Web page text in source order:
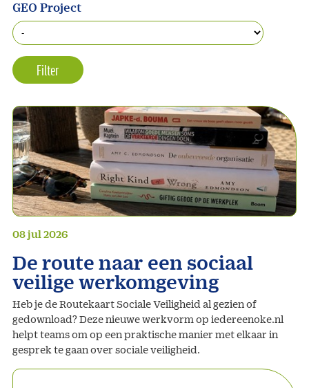
GEO Project
08 jul 2026
De route naar een sociaal
veilige werkomgeving
Heb je de Routekaart Sociale Veiligheid al gezien of
gedownload? Deze nieuwe werkvorm op iedereenoke.nl
helpt teams om op een praktische manier met elkaar in
gesprek te gaan over sociale veiligheid.